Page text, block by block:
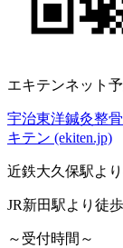
エキテンネット
宇治東洋鍼灸整
キテン (ekiten.jp)
近鉄大久保駅よ
JR新田駅より徒
～受付時間～